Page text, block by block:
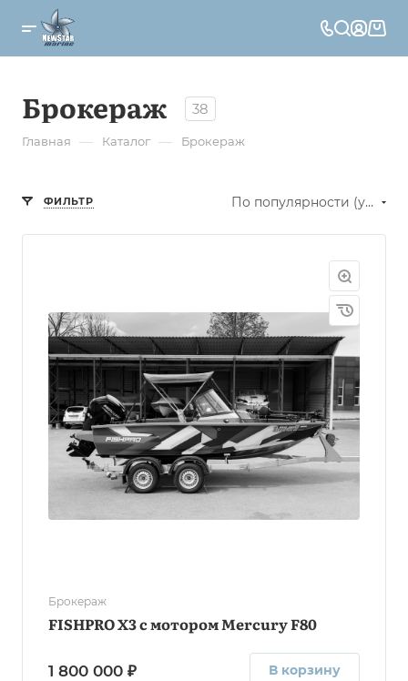
Брокераж 38
Главная — Каталог — Брокераж
ФИЛЬТР По популярности (убывание)
Брокераж
FISHPRO X3 с мотором Mercury F80
1 800 000 ₽ В корзину